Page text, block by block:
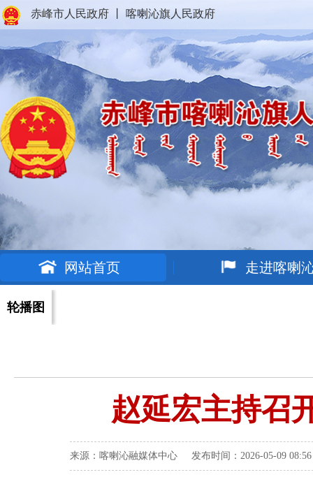
赤峰市人民政府 喀喇沁旗人民政府
网站首页 走进喀喇
轮播图
赵延宏主持召
来源：喀喇沁融媒体中心 发布时间：2026-05-09